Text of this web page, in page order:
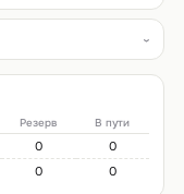
Резерв В пути
0
0
0 0